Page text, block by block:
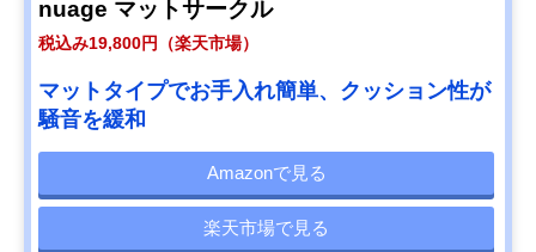
nuage マットサークル
税込み19,800円（楽天市場）
マットタイプでお手入れ簡単、クッション性が
騒音を緩和
Amazonで見る
楽天市場で見る